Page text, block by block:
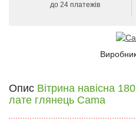
до 24 платежів
Опис Вітрина навісна
лате глянець Cama